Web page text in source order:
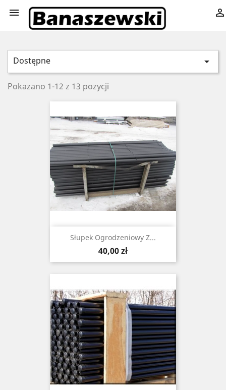
 
Dostępne 
Pokazano 1-12 z 13 pozycji
Słupek Ogrodzeniowy Z...
Cena
40,00 zł